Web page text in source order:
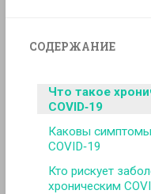
СОДЕРЖАНИЕ
Что такое
COVID‑19
Каковы симптомы
COVID‑19
Кто рискует
хроническим